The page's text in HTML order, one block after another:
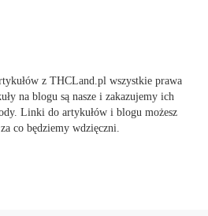
z THCLand.pl wszystkie prawa
na blogu są nasze i zakazujemy ich
Linki do artykułów i blogu możesz
co będziemy wdzięczni.